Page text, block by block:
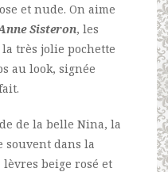
et nude. On aime
Sisteron, les
la très jolie pochette
au look, signée
de la belle Nina, la
souvent dans la
beige rosé et